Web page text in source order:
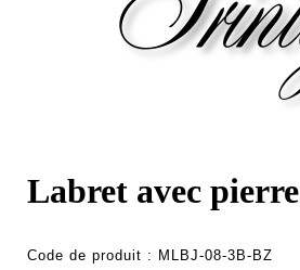
Labret avec pierre
Code de produit : MLBJ-08-3B-BZ